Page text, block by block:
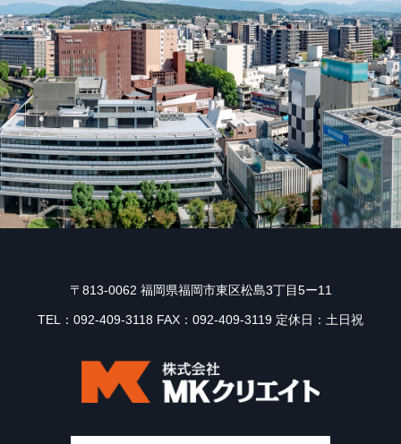
〒813-0062 福岡県福岡市東区松島3丁目5ー11
TEL：092-409-3118 FAX：092-409-3119 定休日：土日祝